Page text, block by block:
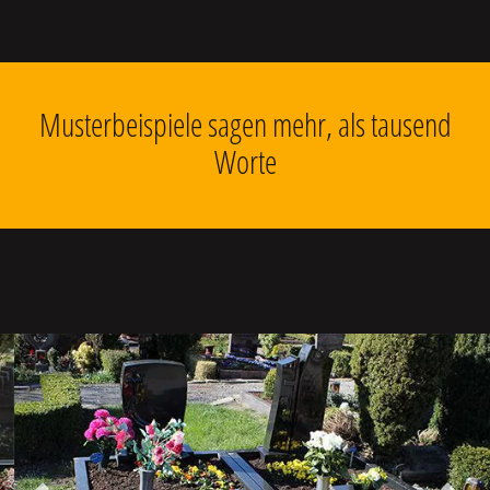
Musterbeispiele sagen mehr, als tausend
Worte